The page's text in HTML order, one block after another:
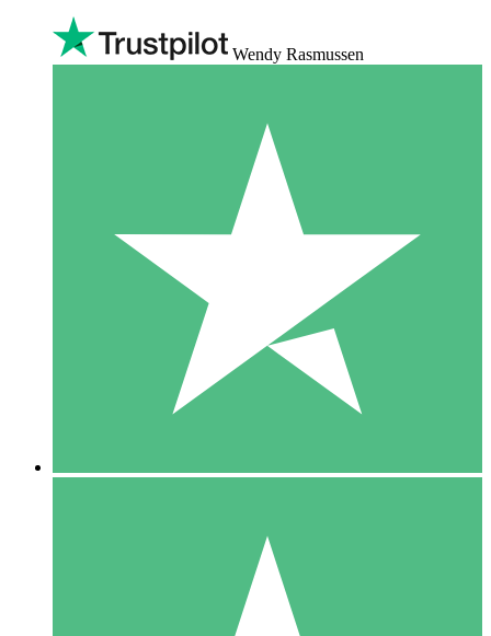
Wendy Rasmussen